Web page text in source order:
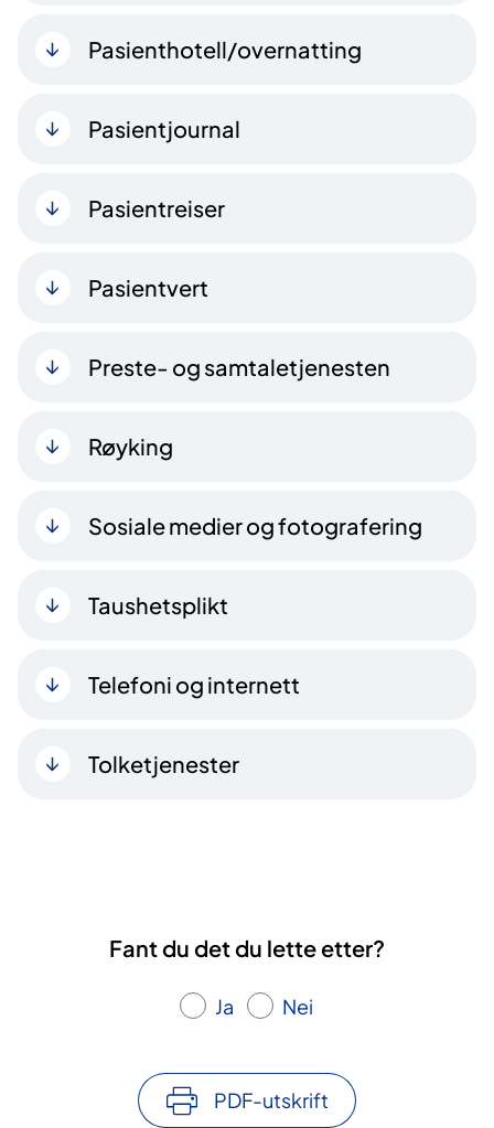
Pasienthotell/overnatting
Pasientjournal
Pasientreiser
Pasientvert
Preste- og samtaletjenesten
Røyking
Sosiale medier og fotografering
Taushetsplikt
Telefoni og internett
Tolketjenester
Fant du det du lette etter?
Ja Nei
PDF-utskrift